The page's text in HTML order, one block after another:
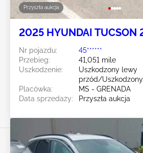
Przyszła aukcja
2025 HYUNDAI TUCSON
Nr pojazdu:
45******
Przebieg:
41,051 mile
Uszkodzenie:
Uszkodzony lewy
przód/
Placówka:
MS - GRENADA
Data sprzedaży:
Przyszła aukcja